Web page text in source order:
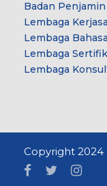
Badan
Lembaga
Lembaga Bahasa
Lembaga
Lembaga
Copyright 2024